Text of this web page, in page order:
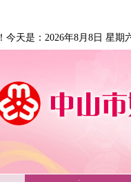
今天是：2026年8月8日 星期